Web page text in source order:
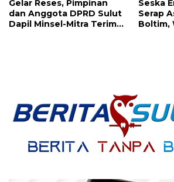
Gelar Reses, Pimpinan
dan Anggota DPRD Sulut
Dapil Minsel-Mitra Terima
Seska
Serap
Boltim,